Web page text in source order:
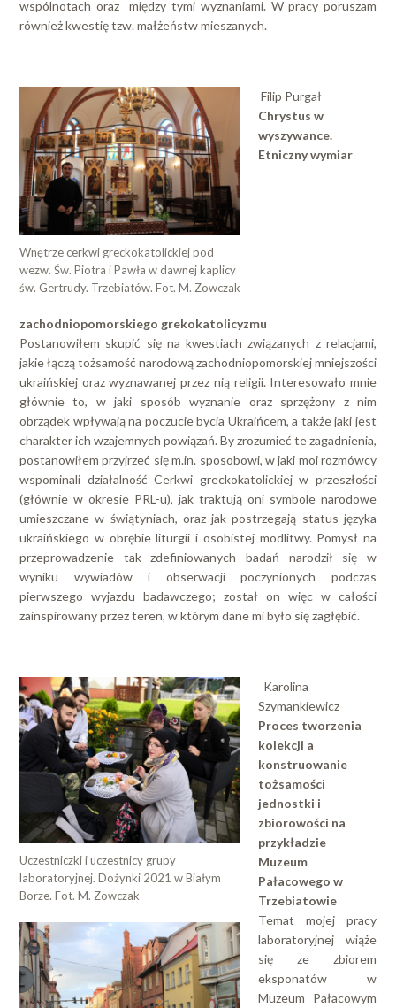
wspólnotach oraz między tymi wyznaniami. W pracy poruszam
również kwestię tzw. małżeństw mieszanych.
Wnętrze cerkwi greckokatolickiej pod
wezw. Św. Piotra i Pawła w dawnej kaplicy
św. Gertrudy. Trzebiatów. Fot. M. Zowczak
Filip Purgał
Chrystus w
wyszywance.
Etniczny wymiar
zachodniopomorskiego grekokatolicyzmu
Postanowiłem skupić się na kwestiach związanych z relacjami,
jakie łączą tożsamość narodową zachodniopomorskiej mniejszości
ukraińskiej oraz wyznawanej przez nią religii. Interesowało mnie
głównie to, w jaki sposób wyznanie oraz sprzężony z nim
obrządek wpływają na poczucie bycia Ukraińcem, a także jaki jest
charakter ich wzajemnych powiązań. By zrozumieć te zagadnienia,
postanowiłem przyjrzeć się m.in. sposobowi, w jaki moi rozmówcy
wspominali działalność Cerkwi greckokatolickiej w przeszłości
(głównie w okresie PRL-u), jak traktują oni symbole narodowe
umieszczane w świątyniach, oraz jak postrzegają status języka
ukraińskiego w obrębie liturgii i osobistej modlitwy. Pomysł na
przeprowadzenie tak zdefiniowanych badań narodził się w
wyniku wywiadów i obserwacji poczynionych podczas
pierwszego wyjazdu badawczego; został on więc w całości
zainspirowany przez teren, w którym dane mi było się zagłębić.
Uczestniczki i uczestnicy grupy
laboratoryjnej. Dożynki 2021 w Białym
Borze. Fot. M. Zowczak
Karolina
Szymankiewicz
Proces tworzenia
kolekcji a
konstruowanie
tożsamości
jednostki i
zbiorowości na
przykładzie
Muzeum
Pałacowego w
Trzebiatowie
Temat mojej pracy
laboratoryjnej wiąże
się ze zbiorem
eksponatów w
Muzeum Pałacowym